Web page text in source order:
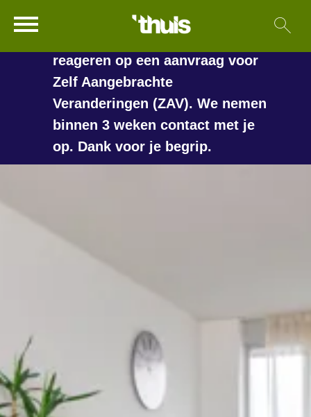
Naar hoofdinhoud
Naar hoofdnavigatiemenu
Naar zoeken
Naar de homepage
Ga naar Hoofd
langer duren voordat we
reageren op een aanvraag voor
Zelf Aangebrachte
Veranderingen (ZAV). We nemen
binnen 3 weken contact met je
op. Dank voor je begrip.